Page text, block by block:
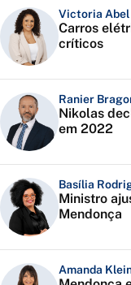
Victoria Abel
Carros
críticos
Ranier
Nikolas
em 2022
Basília
Ministro
Mendonça
Amanda